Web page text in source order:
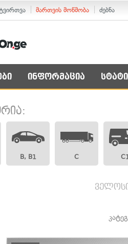
მართვის მოწმობა ძებნა
ინფორმაცია
B, B1 C